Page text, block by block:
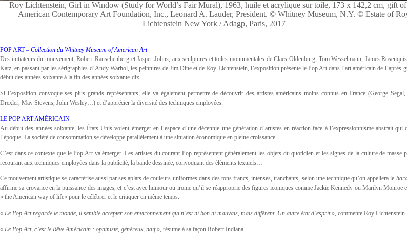
Roy Lichtenstein, Girl in Window (Study for World’s Fair Mural), 1963, huile et acrylique sur toile, 173 x 142,2 cm, gift
American Contemporary Art Foundation, Inc., Leonard A. Lauder, President. © Whitney Museum, N.Y. © Estate of
Lichtenstein New York / Adagp, Paris, 2017
POP ART – Collection du Whitney Museum of American Art
Des initiateurs du mouvement, Robert Rauschenberg et Jasper Johns, aux sculptures et toiles monumentales de Claes Oldenburg, Tom Wesselmann, James
Katz, en passant par les sérigraphies d’Andy Warhol, les peintures de Jim Dine et de Roy Lichtenstein, l’exposition présente le Pop Art dans l’art américain de l’après-
début des années soixante à la fin des années soixante-dix.
Si l’exposition convoque ses plus grands représentants, elle va également permettre de découvrir des artistes américains moins connus en France (George
Drexler, May Stevens, John Wesley…) et d’apprécier la diversité des techniques employées.
LE POP ART AMÉRICAIN
Au début des années soixante, les États-Unis voient émerger en l’espace d’une décennie une génération d’artistes en réaction face à l’expressionnisme abstrait qui
l’époque. La société de consommation se développe parallèlement à une situation économique en pleine croissance.
C’est dans ce contexte que le Pop Art va émerger. Les artistes du courant Pop représentent généralement les objets du quotidien et les signes de la culture de masse
recourant aux techniques employées dans la publicité, la bande dessinée, convoquant des éléments textuels…
Ce mouvement artistique se caractérise aussi par ses aplats de couleurs uniformes dans des tons francs, intenses, tranchants, selon une technique qu’on appellera le
affirme sa croyance en la puissance des images, et c’est avec humour ou ironie qu’il se réapproprie des figures iconiques comme Jackie Kennedy ou Marilyn Monroe
« the American way of life» pour le célébrer et le critiquer en même temps.
« Le Pop Art regarde le monde, il semble accepter son environnement qui n’est ni bon ni mauvais, mais différent. Un autre état d’esprit», commente Roy Lichtenstein.
« Le Pop Art, c’est le Rêve Américain : optimiste, généreux, naïf», résume à sa façon Robert Indiana.